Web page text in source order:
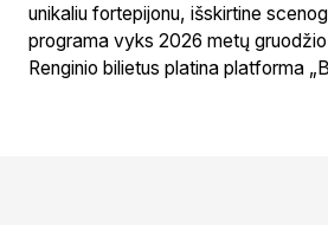
unikaliu fortepijonu, išskirtine
programa vyks 2026 metų
Renginio bilietus platina platforma